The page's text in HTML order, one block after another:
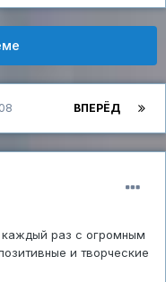
ВПЕРЁД
каждый раз с огромным
и творческие